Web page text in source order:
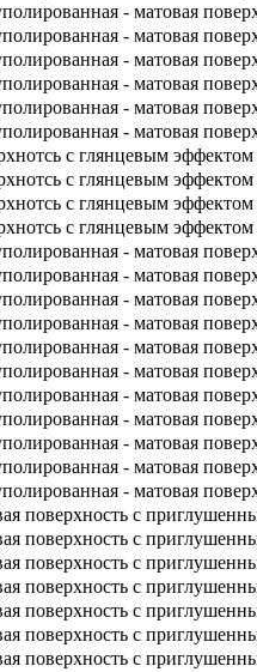
- матовая
- матовая
- матовая
- матовая
- матовая
- матовая
с глянцевым эффектом
с глянцевым эффектом
с глянцевым эффектом
с глянцевым эффектом
- матовая
- матовая
- матовая
- матовая
- матовая
- матовая
- матовая
- матовая
- матовая
- матовая
- матовая
поверхность с
поверхность с
поверхность с
поверхность с
поверхность с
поверхность с
поверхность с